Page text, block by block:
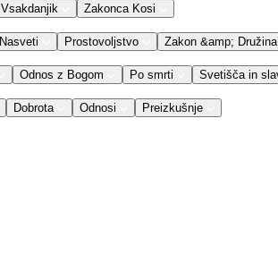
Vsakdanjik Zakonca Kosi
Nasveti Prostovoljstvo Zakon &amp; Družina
Odnos z Bogom Po smrti Svetišča in
Dobrota Odnosi Preizkušnje